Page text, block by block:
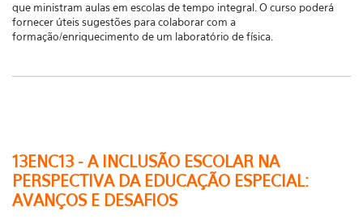
que ministram aulas em escolas de tempo integral. O curso poderá
fornecer úteis sugestões para colaborar com a
formação/enriquecimento de um laboratório de física.
13ENC13 - A INCLUSÃO ESCOLAR NA
PERSPECTIVA DA EDUCAÇÃO ESPECIAL:
AVANÇOS E DESAFIOS